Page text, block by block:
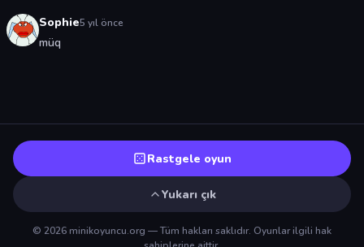
Sophie5 yıl önce
müq
Rastgele oyun
Yukarı çık
© 2026 minikoyuncu.org — Tüm hakları saklıdır. Oyunlar ilgili hak